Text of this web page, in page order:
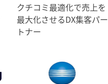
クチコミ最適化で売上を
最大化させるDX集客パー
トナー